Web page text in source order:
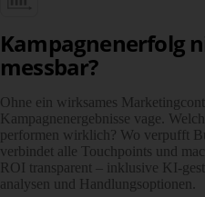
Kampagnenerfolg
messbar?
Ohne ein wirksames
Kampagnen­ergeb­nisse vage.
performen wirklich? Wo verpufft
verbindet alle Touch­points und
ROI trans­parent – inklu­sive KI-
analysen und Hand­lungs­optionen.